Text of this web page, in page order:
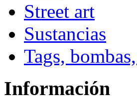
Street art
Sustancias
Tags,
Información